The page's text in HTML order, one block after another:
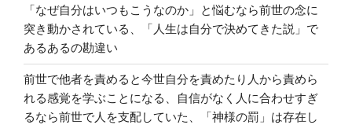
「なぜ自分はいつもこうなのか」と悩むなら前世の念に
突き動かされている、「人生は自分で決めてきた説」で
あるあるの勘違い
前世で他者を責めると今世自分を責めたり人から責めら
れる感覚を学ぶことになる、自信がなく人に合わせすぎ
るなら前世で人を支配していた、「神様の罰」は存在し